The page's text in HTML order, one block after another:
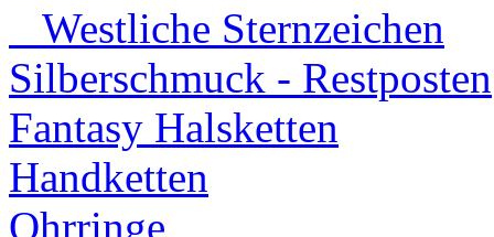
Westliche Sternzeichen
Silberschmuck - Restposten
Fantasy Halsketten
Handketten
Ohrringe